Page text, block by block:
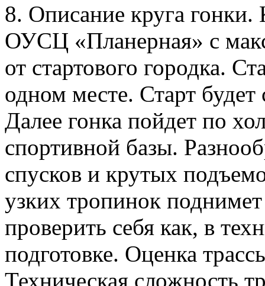
8. Описание круга
ОУСЦ «Планерная» с
от стартового городка.
одном месте. Старт
Далее гонка пойдет по
спортивной базы.
спусков и крутых
узких тропинок
проверить себя как, в
подготовке. Оценка
Техническая сложность